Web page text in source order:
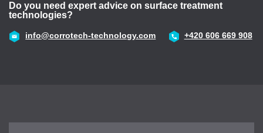
Do you need expert advice on surface treatment
technologies?
info@corrotech-technology.com +420 606 669 908